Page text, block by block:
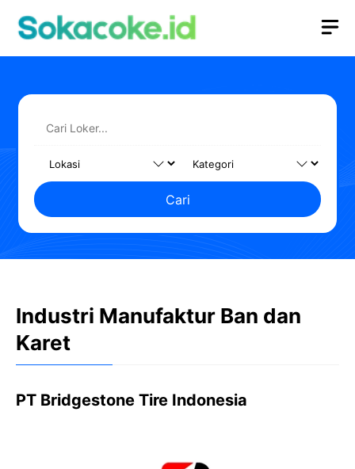
Cari
Industri Manufaktur Ban dan
Karet
PT Bridgestone Tire Indonesia